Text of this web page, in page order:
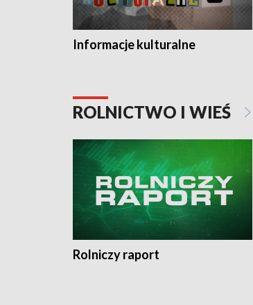
Informacje kulturalne
ROLNICTWO I WIEŚ
Rolniczy raport